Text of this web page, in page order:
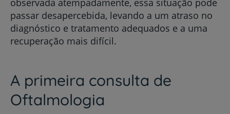
observada atempadamente, essa situação pode
passar desapercebida, levando a um atraso no
diagnóstico e tratamento adequados e a uma
recuperação mais difícil.
A primeira consulta de
Oftalmologia